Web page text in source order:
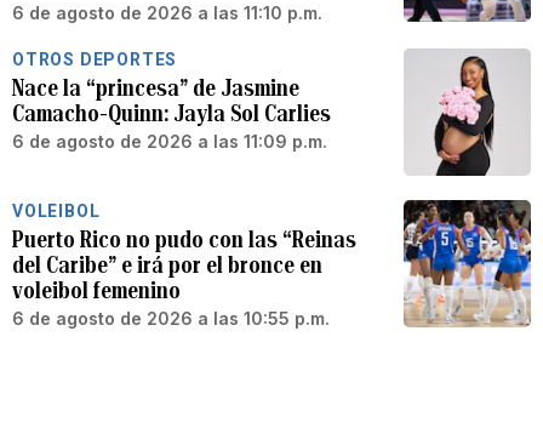
6 de agosto de 2026 a las 11:10 p.m.
OTROS DEPORTES
Nace la “princesa” de Jasmine
Camacho-Quinn: Jayla Sol Carlies
6 de agosto de 2026 a las 11:09 p.m.
VOLEIBOL
Puerto Rico no pudo con las “Reinas
del Caribe” e irá por el bronce en
voleibol femenino
6 de agosto de 2026 a las 10:55 p.m.